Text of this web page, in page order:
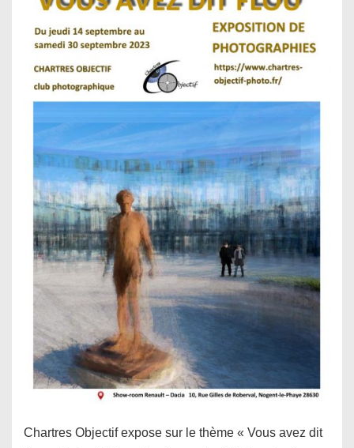
Chartres Objectif expose sur le thème « Vous avez dit